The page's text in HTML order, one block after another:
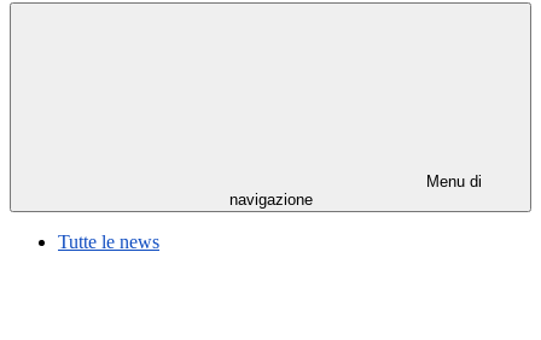
Menu di
navigazione
Tutte le news